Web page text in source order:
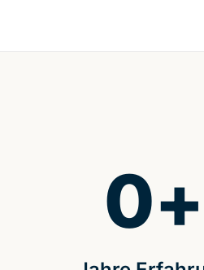
0+